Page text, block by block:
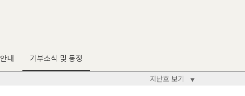
안내 기부소식 및 동정
지난호 보기 ▼